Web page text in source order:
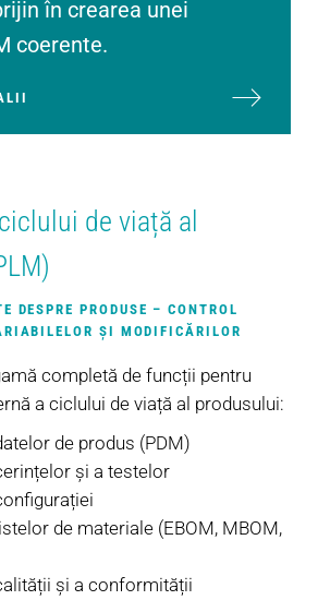
în crearea unei
coerente.
de viață al
DESPRE PRODUSE – CONTROL
ȘI MODIFICĂRILOR
completă de funcții pentru
a ciclului de viață al produsului:
de produs (PDM)
și a testelor
de materiale (EBOM, MBOM,
și a conformității